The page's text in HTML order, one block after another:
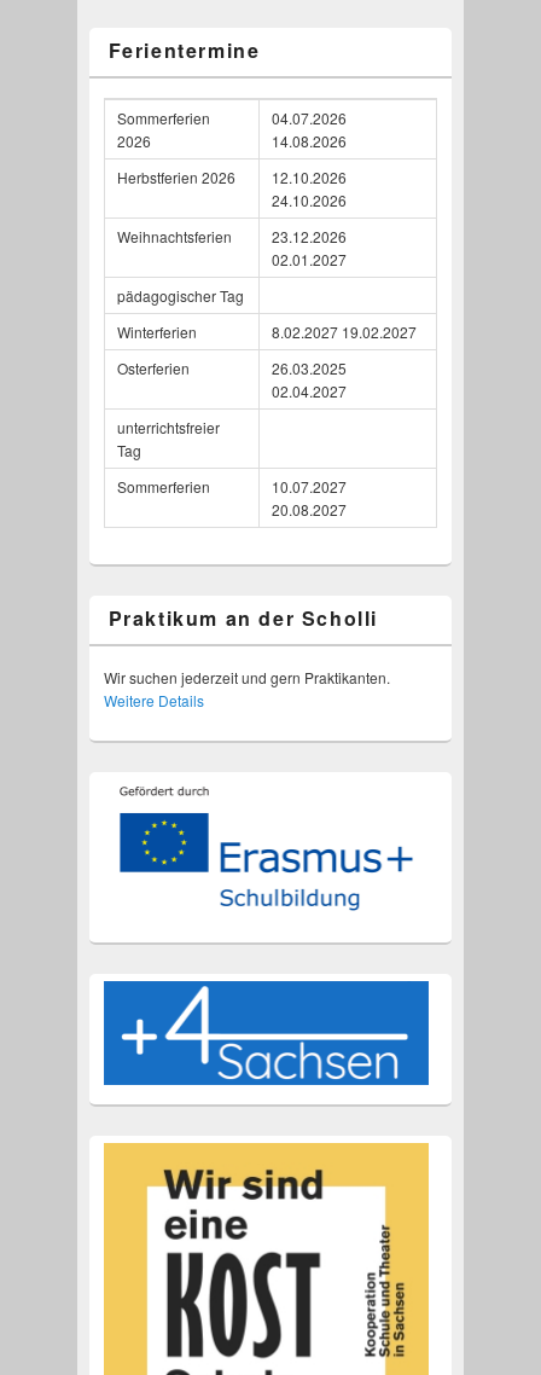
Ferientermine
Sommerferien
2026
04.07.2026
14.08.2026
Herbstferien 2026
12.10.2026
24.10.2026
Weihnachtsferien
23.12.2026
02.01.2027
pädagogischer Tag
Winterferien
8.02.2027 19.02.2027
Osterferien
26.03.2025
02.04.2027
unterrichtsfreier
Tag
Sommerferien
10.07.2027
20.08.2027
Praktikum an der Scholli
Wir suchen jederzeit und gern Praktikanten.
Weitere Details